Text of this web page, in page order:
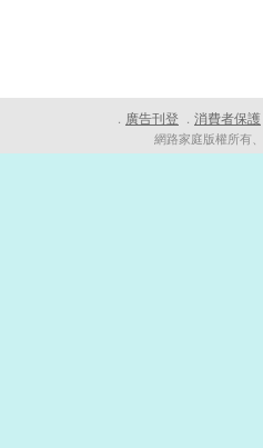
． 廣告刊登 ． 消費者保護
網路家庭版權所有